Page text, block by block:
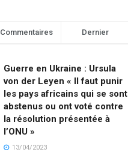
Commentaires Dernier
Guerre en Ukraine : Ursula
von der Leyen « Il faut punir
les pays africains qui se sont
abstenus ou ont voté contre
la résolution présentée à
l’ONU »
13/04/2023